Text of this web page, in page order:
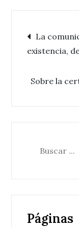
de
La
existencia,
Sobre la
Páginas